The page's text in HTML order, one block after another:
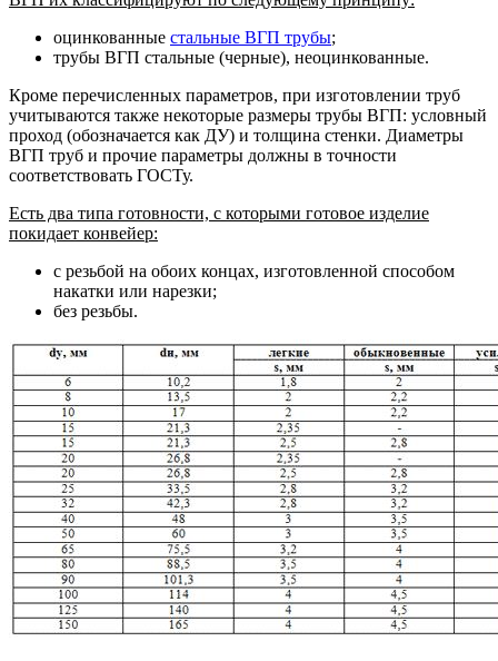
оцинкованные стальные ВГП трубы;
трубы ВГП стальные (черные), неоцинкованные.
Кроме перечисленных параметров, при изготовлении труб
учитываются также некоторые размеры трубы ВГП: условный
проход (обозначается как ДУ) и толщина стенки. Диаметры
ВГП труб и прочие параметры должны в точности
соответствовать ГОСТу.
Есть два типа готовности, с которыми готовое изделие
покидает конвейер:
с резьбой на обоих концах, изготовленной способом
накатки или нарезки;
без резьбы.